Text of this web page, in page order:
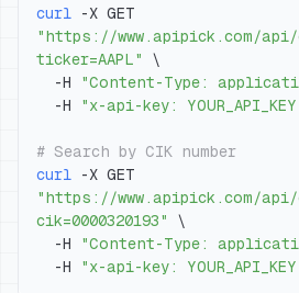
curl
"https://www.apipick.com/api/
ticker=AAPL"
\
  -H
"Content-Type:
  -H
"x-api-key:
# Search by CIK number
curl
"https://www.apipick.com/api/
cik=0000320193"
\
  -H
"Content-Type:
  -H
"x-api-key: